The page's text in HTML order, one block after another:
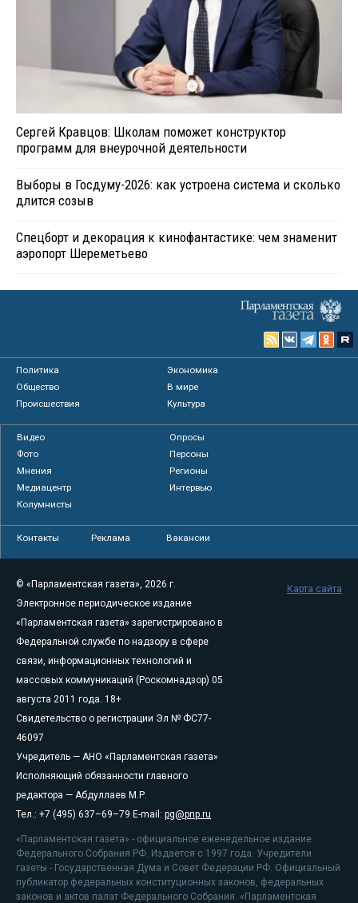
Сергей Кравцов: Школам поможет конструктор
программ для внеурочной деятельности
Выборы в Госдуму-2026: как устроена система и сколько
длится созыв
Спецборт и декорация к кинофантастике: чем знаменит
аэропорт Шереметьево
Политика
Экономика
Общество
В мире
Происшествия
Культура
Видео
Опросы
Фото
Персоны
Мнения
Регионы
Медиацентр
Интервью
Колумнисты
Контакты Реклама Вакансии
© «Парламентская газета», 2026 г.
Электронное периодическое издание
«Парламентская газета» зарегистрировано в
Федеральной службе по надзору в сфере
связи, информационных технологий и
массовых коммуникаций (Роскомнадзор) 05
августа 2011 года. 18+
Свидетельство о регистрации Эл № ФС77-
46097
Учредитель — АНО «Парламентская газета»
Исполняющий обязанности главного
редактора — Абдуллаев М.Р.
Тел.: +7 (495) 637–69–79 E-mail: pg@pnp.ru
«Парламентская газета» - официальное еженедельное издание
Федерального Собрания РФ. Издается с 1997 года. Учредители
газеты - Государственная Дума и Совет Федерации РФ. Официальный
публикатор федеральных конституционных законов, федеральных
законов и актов палат Федерального Собрания. «Парламентская
Карта сайта